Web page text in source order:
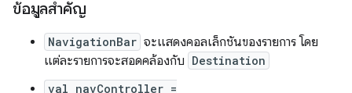
ข้อมูลสำคัญ
NavigationBar จะแสดงคอลเล็กชันของรายการ โดย
แต่ละรายการจะสอดคล้องกับ Destination
val navController =